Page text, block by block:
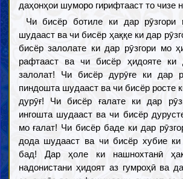
даҳонҳои шуморо гирифтааст то чизе
Чи бисёр ботиле ки дар рӯзгори
шудааст ва чи бисёр ҳаққе ки дар
бисёр залолате ки дар рӯзгори мо
рафтааст ва чи бисёр ҳидояте ки
залолат! Чи бисёр дурӯғе ки дар
пиндошта шудааст ва чи бисёр росте
дурӯғ! Чи бисёр ғалате ки дар
ингошта шудааст ва чи бисёр
мо ғалат! Чи бисёр баде ки дар
дода шудааст ва чи бисёр хубие ки
бад! Дар ҳоле ки нашнохтанӣ
надонистани ҳидоят аз гумроҳӣ ва